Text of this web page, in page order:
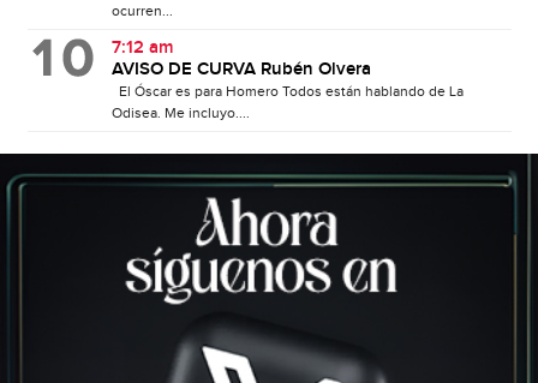
ocurren...
7:12 am
AVISO DE CURVA Rubén Olvera
El Óscar es para Homero Todos están hablando de La
Odisea. Me incluyo....